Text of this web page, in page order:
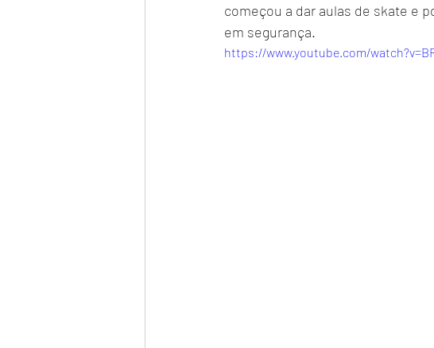
começou a dar aulas de skate e
em segurança.
https://www.youtube.com/